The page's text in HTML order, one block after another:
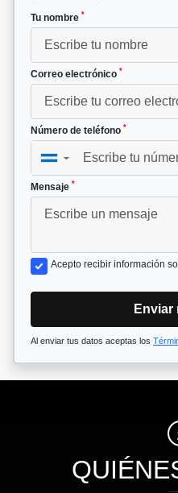
Tu nombre *
Correo electrónico *
Número de teléfono *
▼
Mensaje *
Acepto recibir información
Enviar
Al enviar tus datos aceptas los